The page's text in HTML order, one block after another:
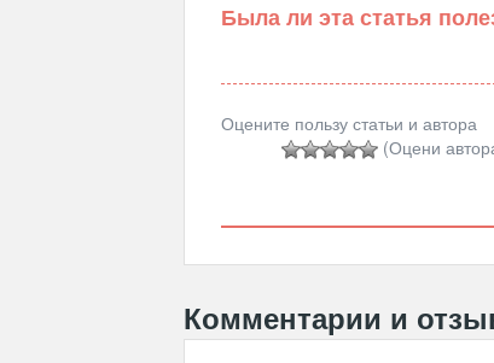
Была ли эта статья
Оцените пользу статьи и автора
(Оцени
Комментарии и